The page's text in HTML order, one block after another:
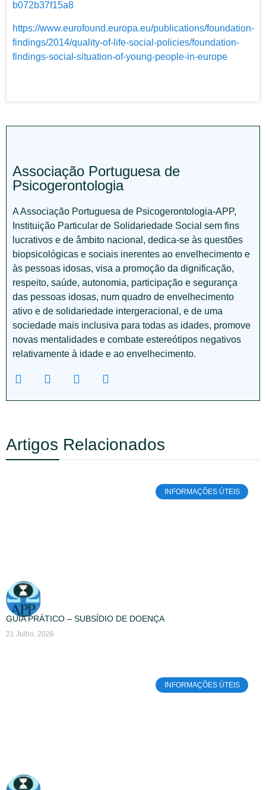
b072b37f15a8
https://www.eurofound.europa.eu/publications/foundation-
findings/2014/quality-of-life-social-policies/foundation-
findings-social-situation-of-young-people-in-europe
Associação Portuguesa de
Psicogerontologia
A Associação Portuguesa de Psicogerontologia-APP,
Instituição Particular de Solidariedade Social sem fins
lucrativos e de âmbito nacional, dedica-se às questões
biopsicológicas e sociais inerentes ao envelhecimento e
às pessoas idosas, visa a promoção da dignificação,
respeito, saúde, autonomia, participação e segurança
das pessoas idosas, num quadro de envelhecimento
ativo e de solidariedade intergeracional, e de uma
sociedade mais inclusiva para todas as idades, promove
novas mentalidades e combate estereótipos negativos
relativamente à idade e ao envelhecimento.
Artigos Relacionados
INFORMAÇÕES ÚTEIS
GUIA PRÁTICO – SUBSÍDIO DE DOENÇA
21 Julho, 2026
INFORMAÇÕES ÚTEIS